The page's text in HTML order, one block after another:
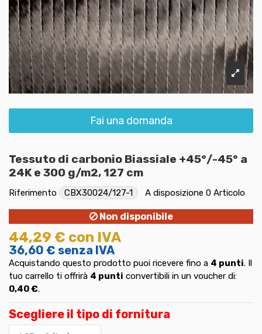
Fai una domanda
Tessuto di carbonio Biassiale +45°/-45° a
24K e 300 g/m2, 127 cm
Riferimento CBX30024/127-1 A disposizione 0 Articolo
Non disponibile
44,29 € con IVA
36,60 € senza IVA
Acquistando questo prodotto puoi ricevere fino a 4 punti. Il
tuo carrello ti offrirà 4 punti convertibili in un voucher di:
0,40 €.
Scegliere il tipo di fornitura